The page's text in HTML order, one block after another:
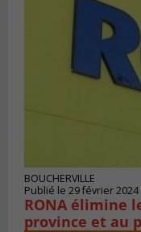
BOUCHERVILLE
Publié le 29 février 2024
RONA élimine
province et au